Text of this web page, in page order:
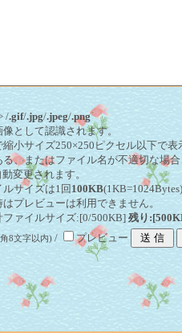
/.gif/.jpg/.jpeg/.png
として認識されます。
小サイズ250×250ピクセル以下で表
、またはファイル名が不適切な場
更されます。
サイズは1回 100KB
プレビューは利用できません。
ファイルサイズ:[0/500KB] 残り
8文字以内) / プレビュー